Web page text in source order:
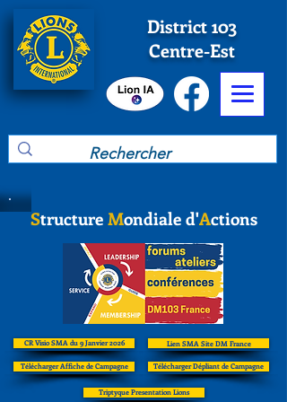
District 103
Centre-Est
Structure Mondiale d'Actions
CR Visio SMA du 9 Janvier 2026 Lien SMA Site DM France
Télécharger Affiche de Campagne Télécharger Dépliant de Campagne
Triptyque Presentation Lions